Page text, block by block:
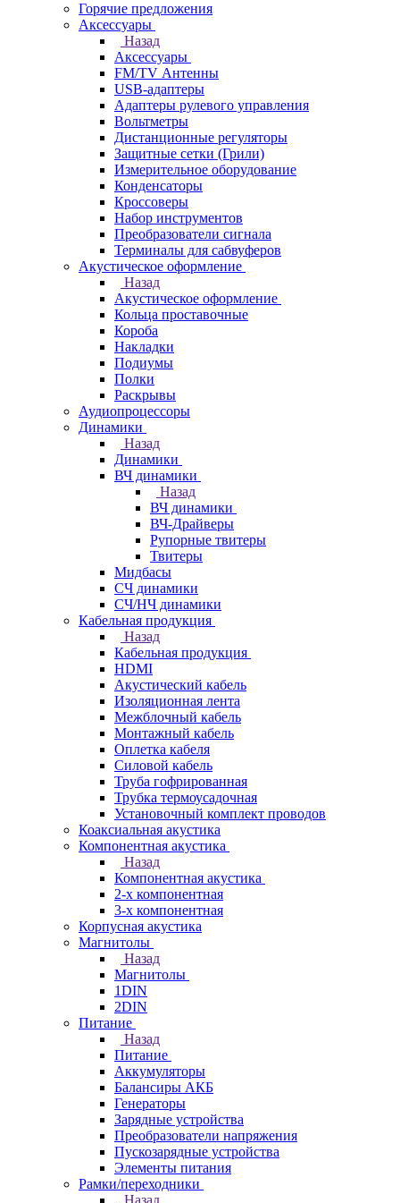
Горячие предложения
Аксессуары
Назад
Аксессуары
FM/TV Антенны
USB-адаптеры
Адаптеры рулевого управления
Вольтметры
Дистанционные регуляторы
Защитные сетки (Грили)
Измерительное оборудование
Конденсаторы
Кроссоверы
Набор инструментов
Преобразователи сигнала
Терминалы для сабвуферов
Акустическое оформление
Назад
Акустическое оформление
Кольца проставочные
Короба
Накладки
Подиумы
Полки
Раскрывы
Аудиопроцессоры
Динамики
Назад
Динамики
ВЧ динамики
Назад
ВЧ динамики
ВЧ-Драйверы
Рупорные твитеры
Твитеры
Мидбасы
СЧ динамики
СЧ/НЧ динамики
Кабельная продукция
Назад
Кабельная продукция
HDMI
Акустический кабель
Изоляционная лента
Межблочный кабель
Монтажный кабель
Оплетка кабеля
Силовой кабель
Труба гофрированная
Трубка термоусадочная
Установочный комплект проводов
Коаксиальная акустика
Компонентная акустика
Назад
Компонентная акустика
2-х компонентная
3-х компонентная
Корпусная акустика
Магнитолы
Назад
Магнитолы
1DIN
2DIN
Питание
Назад
Питание
Аккумуляторы
Балансиры АКБ
Генераторы
Зарядные устройства
Преобразователи напряжения
Пускозарядные устройства
Элементы питания
Рамки/переходники
Назад